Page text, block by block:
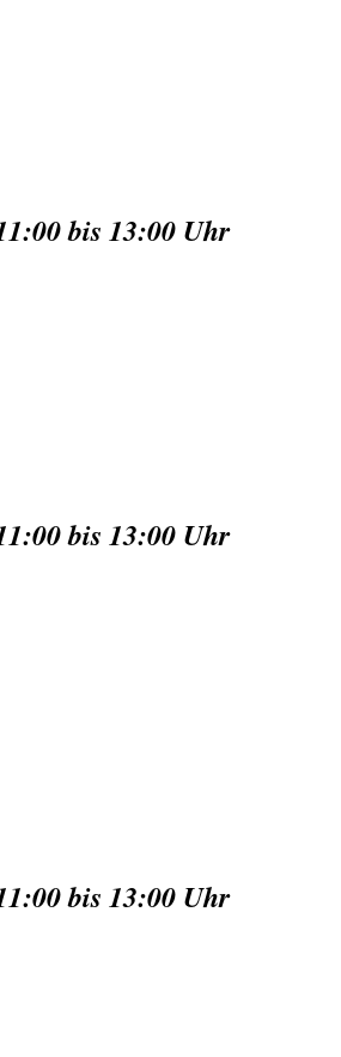
bis 13:00 Uhr
bis 13:00 Uhr
bis 13:00 Uhr